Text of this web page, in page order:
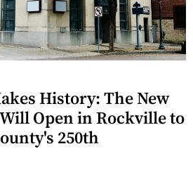
History: The New
Open in Rockville to
250th